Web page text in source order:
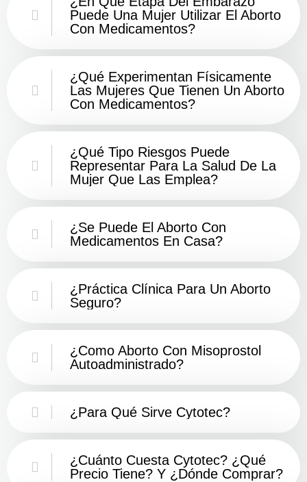
Puede Una Mujer Utilizar El Aborto
Con Medicamentos?
¿Qué Experimentan Físicamente
Las Mujeres Que Tienen Un Aborto
Con Medicamentos?
¿Qué Tipo Riesgos Puede
Representar Para La Salud De La
Mujer Que Las Emplea?
¿Se Puede El Aborto Con
Medicamentos En Casa?
¿Práctica Clínica Para Un Aborto
Seguro?
¿Como Aborto Con Misoprostol
Autoadministrado?
¿Para Qué Sirve Cytotec?
¿Cuánto Cuesta Cytotec? ¿Qué
Precio Tiene? Y ¿Dónde Comprar?